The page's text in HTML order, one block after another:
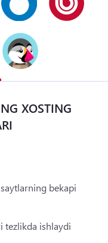
XOSTING
bekapi
tezlikda ishlaydi